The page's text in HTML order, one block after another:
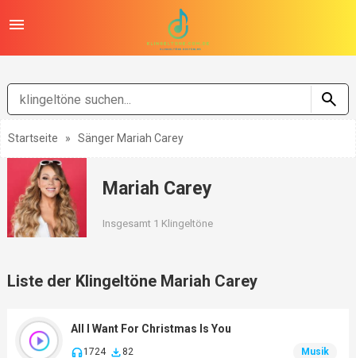
Startseite » Sänger Mariah Carey
Mariah Carey
Insgesamt 1 Klingeltöne
Liste der Klingeltöne Mariah Carey
All I Want For Christmas Is You
1724 82 Musik